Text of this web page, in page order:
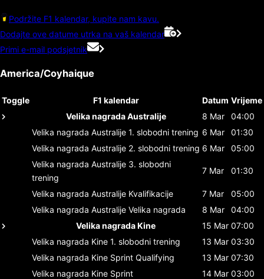
Podržite F1 kalendar, kupite nam kavu.
Dodajte ove datume utrka na vaš kalendar
Primi e-mail podsjetnik
America/Coyhaique
Toggle F1 kalendar Datum Vrijeme
Velika nagrada Australije
8 Mar
04:00
Velika nagrada Australije 1. slobodni trening 6 Mar
01:30
Velika nagrada Australije 2. slobodni trening 6 Mar
05:00
Velika nagrada Australije 3. slobodni
trening
7 Mar 01:30
Velika nagrada Australije Kvalifikacije 7 Mar
05:00
Velika nagrada Australije Velika nagrada 8 Mar
04:00
Velika nagrada Kine
15 Mar 07:00
Velika nagrada Kine 1. slobodni trening 13 Mar 03:30
Velika nagrada Kine Sprint Qualifying 13 Mar 07:30
Velika nagrada Kine Sprint 14 Mar 03:00